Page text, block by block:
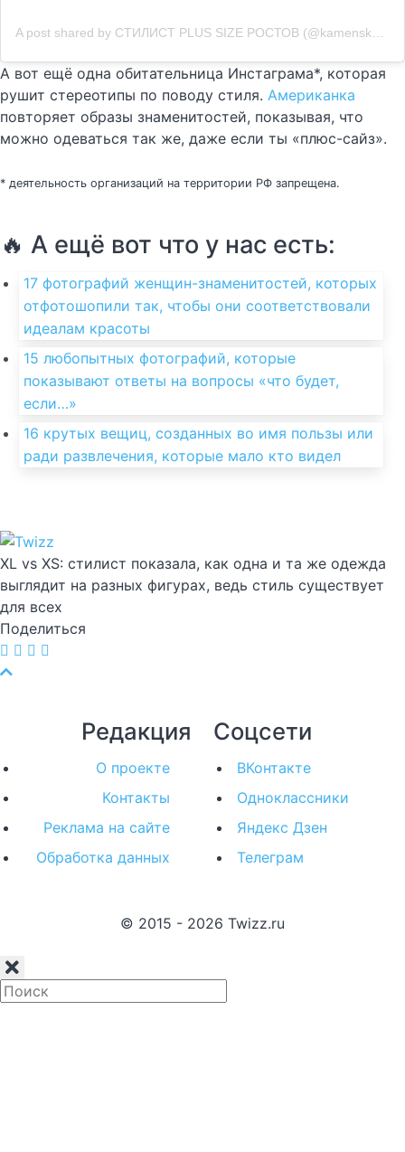
А вот ещё одна обитательница Инстаграма*, которая
рушит стереотипы по поводу стиля. Американка
повторяет образы знаменитостей, показывая, что
можно одеваться так же, даже если ты «плюс-сайз».
* деятельность организаций на территории РФ запрещена.
🔥 А ещё вот что у нас есть:
17 фотографий женщин-знаменитостей, которых
отфотошопили так, чтобы они соответствовали
идеалам красоты
15 любопытных фотографий, которые
показывают ответы на вопросы «что будет,
если…»
16 крутых вещиц, созданных во имя пользы или
ради развлечения, которые мало кто видел
XL vs XS: стилист показала, как одна и та же одежда
выглядит на разных фигурах, ведь стиль существует
для всех
Поделиться
Редакция
О проекте
Контакты
Реклама на сайте
Обработка данных
Соцсети
ВКонтакте
Одноклассники
Яндекс Дзен
Телеграм
© 2015 - 2026 Twizz.ru